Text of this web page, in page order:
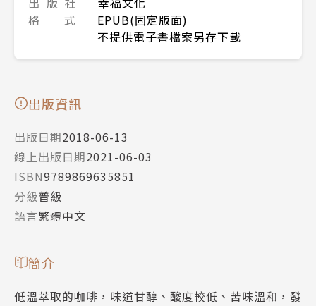
格 式
EPUB(固定版面)
不提供電子書檔案另存下載
出版資訊
出版日期2018-06-13
線上出版日期2021-06-03
ISBN9789869635851
分級普級
語言繁體中文
簡介
低溫萃取的咖啡，味道甘醇、酸度較低、苦味溫和，發